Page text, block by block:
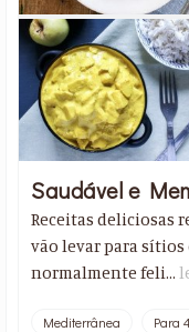
Saudável e
Receitas deliciosas
vão levar para
normalmente feli...
Mediterrânea Para 4